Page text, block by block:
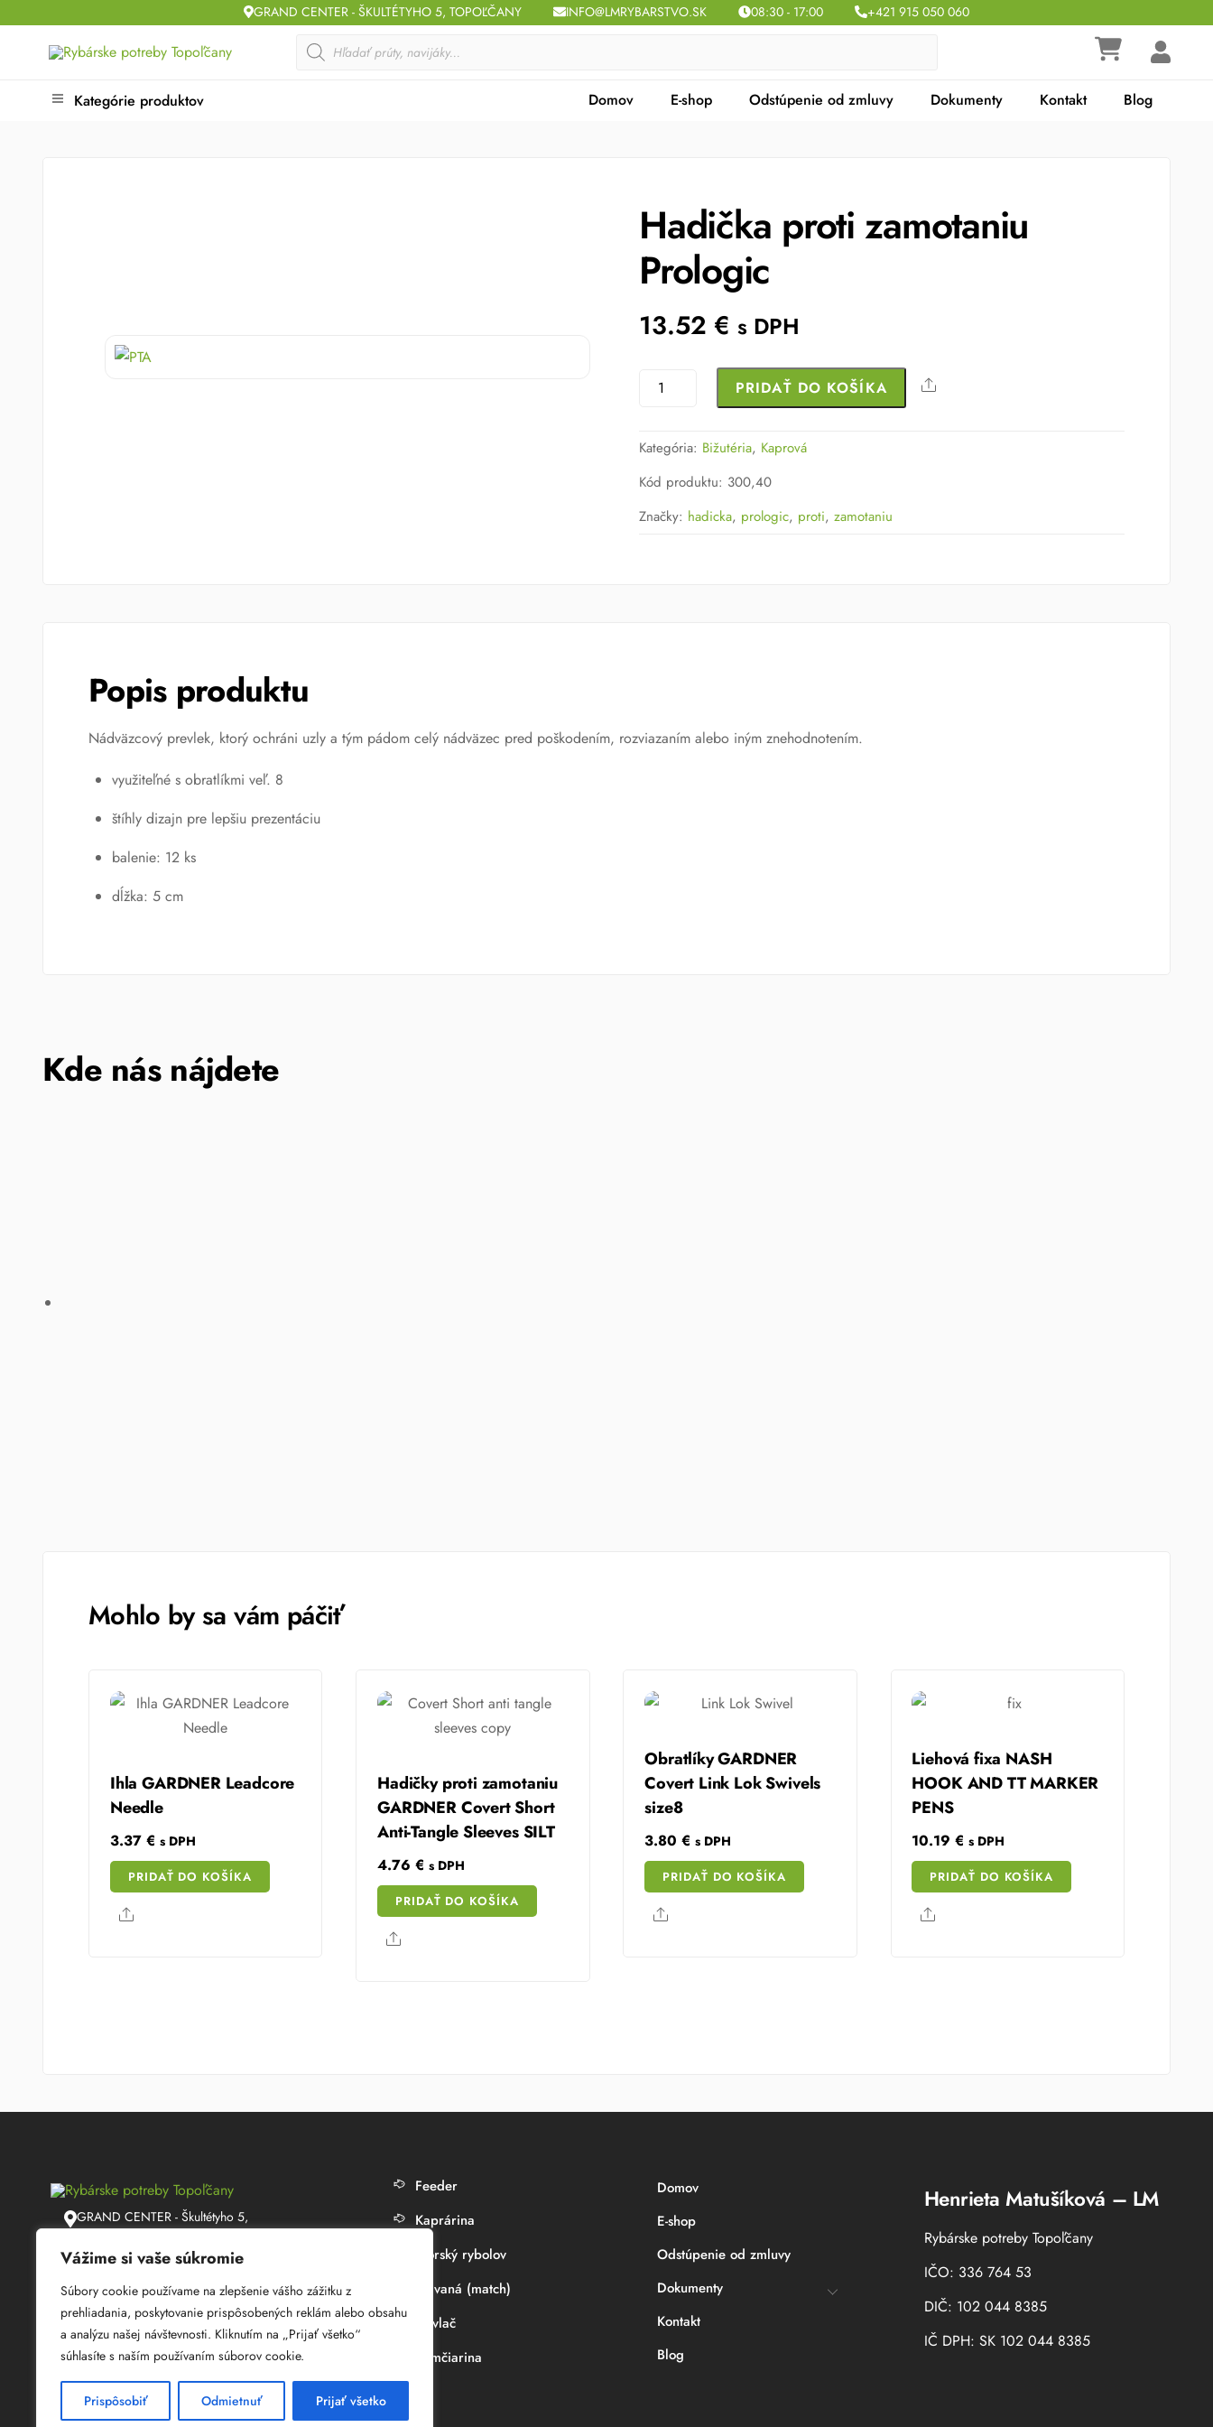
Vážime si vaše súkromie
Súbory cookie používame na zlepšenie vášho zážitku z
prehliadania, poskytovanie prispôsobených reklám alebo obsahu
a analýzu našej návštevnosti. Kliknutím na „Prijať všetko“
súhlasíte s naším používaním súborov cookie.
Prispôsobiť Odmietnuť Prijať všetko
GRAND CENTER - ŠKULTÉTYHO 5, TOPOĽČANY INFO@LMRYBARSTVO.SK 08:30 - 17:00 +421 915 050 060
Products
search
Kategórie produktov Domov E-shop Odstúpenie od zmluvy Dokumenty Kontakt Blog
Hadička proti zamotaniu
Prologic
13.52 € s DPH
množstvo
zamotaniu
Prologic
PRIDAŤ DO KOŠÍKA Share
Kategória: Bižutéria, Kaprová
Kód produktu: 300,40
Značky: hadicka, prologic, proti,zamotaniu
Popis produktu
Nádväzcový prevlek, ktorý ochráni uzly a tým pádom celý nádväzec pred poškodením, rozviazaním alebo iným znehodnotením.
využiteľné s obratlíkmi veľ. 8
štíhly dizajn pre lepšiu prezentáciu
balenie: 12 ks
dĺžka: 5 cm
Kde nás nájdete
Mohlo by sa vám páčiť
Ihla GARDNER Leadcore
Needle
3.37 € s DPH
PRIDAŤ DO KOŠÍKA
Share
Hadičky proti zamotaniu
GARDNER Covert Short
Anti-Tangle Sleeves SILT
4.76€ s DPH
PRIDAŤ DO KOŠÍKA
Share
Obratlíky GARDNER
Covert Link Lok Swivels
size8
3.80€ s DPH
PRIDAŤ DO KOŠÍKA
Share
Liehová fixa NASH
HOOK AND TT MARKER
PENS
10.19€ s DPH
PRIDAŤ DO KOŠÍKA
Share
GRAND CENTER - Škultétyho 5,
+421 915 050 060
08:30 - 17:00
Feeder
Kaprárina
Morský rybolov
Plávaná (match)
Prívlač
Sumčiarina
Domov
E-shop
Odstúpenie od zmluvy
Dokumenty
Kontakt
Blog
Henrieta Matušíková – LM
Rybárske potreby Topoľčany
IČO: 336 764 53
DIČ: 102 044 8385
IČ DPH: SK 102 044 8385